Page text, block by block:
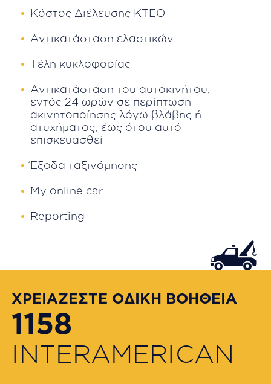
Κόστος Διέλευσης ΚΤΕΟ
Αντικατάσταση ελαστικών
Τέλη κυκλοφορίας
Αντικατάσταση του αυτοκινήτου,
εντός 24 ωρών σε περίπτωση
ακινητοποίησης λόγω βλάβης ή
ατυχήματος, έως ότου αυτό
επισκευασθεί
Έξοδα ταξινόμησης
My online car
Reporting
ΧΡΕΙΑΖΕΣΤΕ ΟΔΙΚΗ ΒΟΗΘΕΙΑ
1158
INTERAMERICAN